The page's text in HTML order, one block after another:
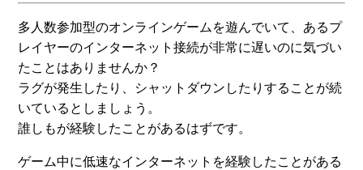
多人数参加型のオンラインゲームを遊んでいて、あるプ
レイヤーのインターネット接続が非常に遅いのに気づい
たことはありませんか？
ラグが発生したり、シャットダウンしたりすることが続
いているとしましょう。
誰しもが経験したことがあるはずです。
ゲーム中に低速なインターネットを経験したことがある